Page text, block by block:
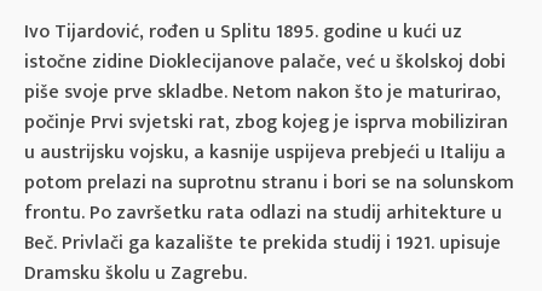
Ivo Tijardović, rođen u Splitu 1895. godine u kući uz
istočne zidine Dioklecijanove palače, već u školskoj dobi
piše svoje prve skladbe. Netom nakon što je maturirao,
počinje Prvi svjetski rat, zbog kojeg je isprva mobiliziran
u austrijsku vojsku, a kasnije uspijeva prebjeći u Italiju a
potom prelazi na suprotnu stranu i bori se na solunskom
frontu. Po završetku rata odlazi na studij arhitekture u
Beč. Privlači ga kazalište te prekida studij i 1921. upisuje
Dramsku školu u Zagrebu.